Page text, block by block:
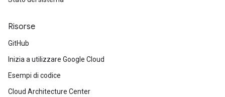
Risorse
GitHub
Inizia a utilizzare Google Cloud
Esempi di codice
Cloud Architecture Center